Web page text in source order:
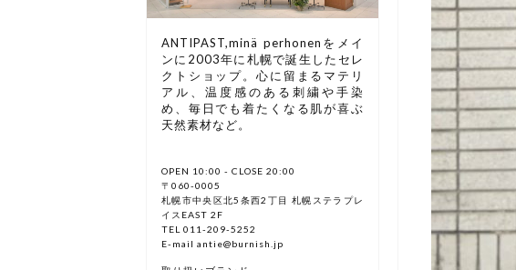
ANTIPAST,minä perhonenをメイ
ンに2003年に札幌で誕生したセレ
クトショップ。心に留まるマテリ
アル、温度感のある刺繍や手染
め、毎日でも着たくなる肌が喜ぶ
天然素材など。
OPEN 10:00 - CLOSE 20:00
〒060-0005
札幌市中央区北5条西2丁目 札幌ステラプレ
イスEAST 2F
TEL 011-209-5252
E-mail antie@burnish.jp